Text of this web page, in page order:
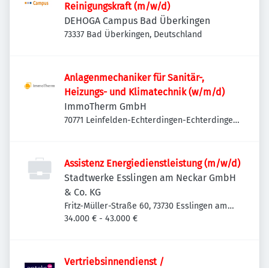
Reinigungskraft (m/w/d)
DEHOGA Campus Bad Überkingen
73337 Bad Überkingen, Deutschland
Anlagenmechaniker für Sanitär-,
Heizungs- und Klimatechnik (w/m/d)
ImmoTherm GmbH
70771 Leinfelden-Echterdingen-Echterdingen,
Assistenz Energiedienstleistung (m/w/d)
Stadtwerke Esslingen am Neckar GmbH
& Co. KG
Fritz-Müller-Straße 60, 73730 Esslingen am
Neckar-Oberesslingen, Deutschland
34.000 € - 43.000 €
Vertriebsinnendienst /